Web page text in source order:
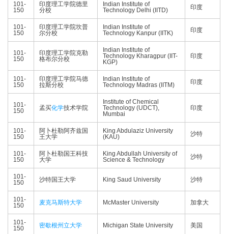
101-
150
印度理工学院德里
分校
Indian Institute of
Technology Delhi (IITD)
印度
101-
150
印度理工学院坎普
尔分校
Indian Institute of
Technology Kanpur (IITK)
印度
101-
150
印度理工学院克勒
格布尔分校
Indian Institute of
Technology Kharagpur (IIT-
KGP)
印度
101-
150
印度理工学院马德
拉斯分校
Indian Institute of
Technology Madras (IITM)
印度
101-
150
孟买化学技术学院
Institute of Chemical
Technology (UDCT),
Mumbai
印度
101-
150
阿卜杜勒阿齐兹国
王大学
King Abdulaziz University
(KAU)
沙特
101-
150
阿卜杜勒国王科技
大学
King Abdullah University of
Science & Technology
沙特
101-
150
沙特国王大学 King Saud University 沙特
101-
150
麦克马斯特大学 McMaster University 加拿大
101-
150
密歇根州立大学 Michigan State University 美国